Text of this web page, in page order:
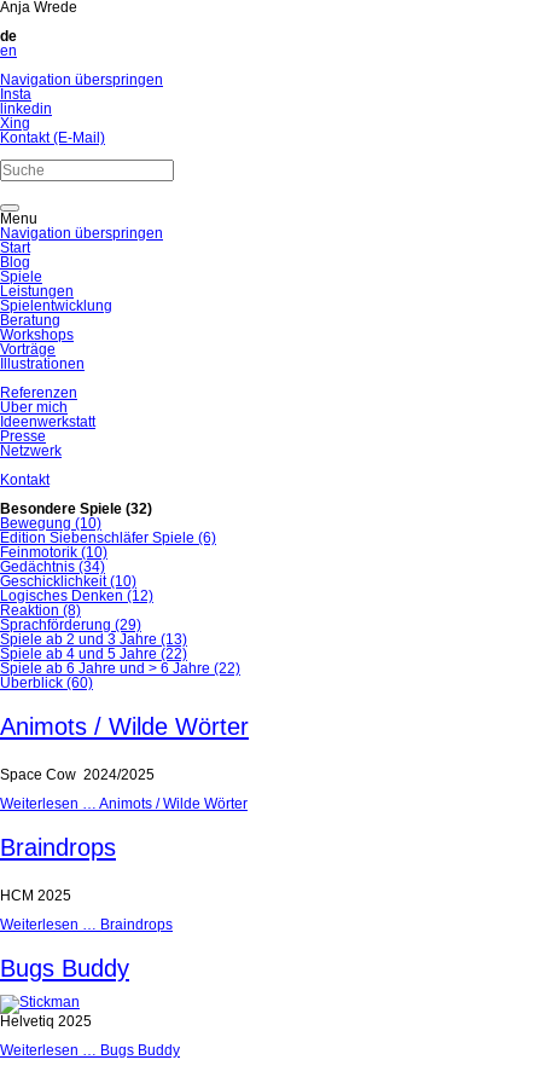
Anja Wrede
de
en
Navigation überspringen
Insta
linkedin
Xing
Kontakt (E-Mail)
Menu
Navigation überspringen
Start
Blog
Spiele
Leistungen
Spielentwicklung
Beratung
Workshops
Vorträge
Illustrationen
Referenzen
Über mich
Ideenwerkstatt
Presse
Netzwerk
Kontakt
Besondere Spiele (32)
Bewegung (10)
Edition Siebenschläfer Spiele (6)
Feinmotorik (10)
Gedächtnis (34)
Geschicklichkeit (10)
Logisches Denken (12)
Reaktion (8)
Sprachförderung (29)
Spiele ab 2 und 3 Jahre (13)
Spiele ab 4 und 5 Jahre (22)
Spiele ab 6 Jahre und > 6 Jahre (22)
Überblick (60)
Animots / Wilde Wörter
Space Cow 2024/2025
Weiterlesen … Animots / Wilde Wörter
Braindrops
HCM 2025
Weiterlesen … Braindrops
Bugs Buddy
Helvetiq 2025
Weiterlesen … Bugs Buddy